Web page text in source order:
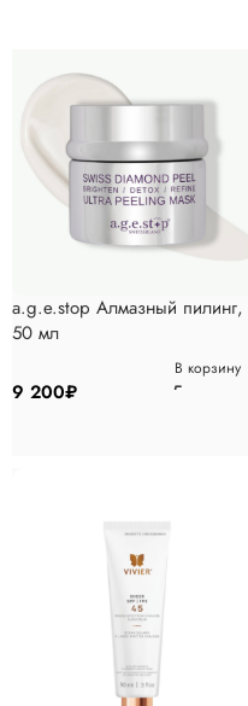
a.g.e.stop Алмазный пилинг,
50 мл
9 200₽
В корзину